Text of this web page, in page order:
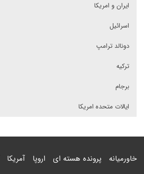
ایران و امریکا
اسرائیل
دونالد ترامپ
ترکیه
برجام
ایالات متحده امریکا
خاورمیانه پرونده هسته ای اروپا آمریکا